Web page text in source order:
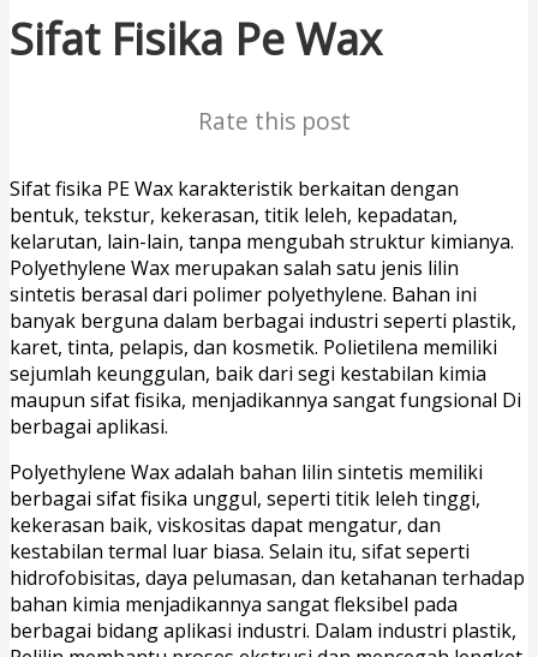
Sifat Fisika Pe Wax
Rate this post
Sifat fisika PE Wax karakteristik berkaitan dengan
bentuk, tekstur, kekerasan, titik leleh, kepadatan,
kelarutan, lain-lain, tanpa mengubah struktur kimianya.
Polyethylene Wax merupakan salah satu jenis lilin
sintetis berasal dari polimer polyethylene. Bahan ini
banyak berguna dalam berbagai industri seperti plastik,
karet, tinta, pelapis, dan kosmetik. Polietilena memiliki
sejumlah keunggulan, baik dari segi kestabilan kimia
maupun sifat fisika, menjadikannya sangat fungsional Di
berbagai aplikasi.
Polyethylene Wax adalah bahan lilin sintetis memiliki
berbagai sifat fisika unggul, seperti titik leleh tinggi,
kekerasan baik, viskositas dapat mengatur, dan
kestabilan termal luar biasa. Selain itu, sifat seperti
hidrofobisitas, daya pelumasan, dan ketahanan terhadap
bahan kimia menjadikannya sangat fleksibel pada
berbagai bidang aplikasi industri. Dalam industri plastik,